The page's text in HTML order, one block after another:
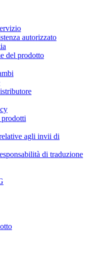
autorizzato
del prodotto
agli invii di
di traduzione